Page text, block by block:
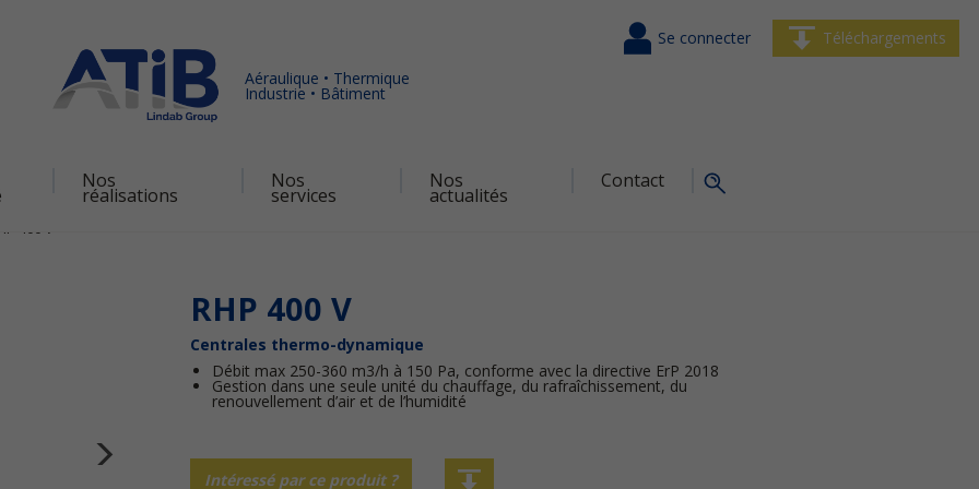
Aéraulique • Thermique
Industrie • Bâtiment
Nos
réalisations
Nos
services
Nos
actualités
Contact
Se connecter Téléchargements
400 V
RHP 400 V
Centrales thermo-dynamique
Débit max 250-360 m3/h à 150 Pa, conforme avec la directive ErP 2018
Gestion dans une seule unité du chauffage, du rafraîchissement, du
renouvellement d’air et de l’humidité
Intéressé par ce produit ?